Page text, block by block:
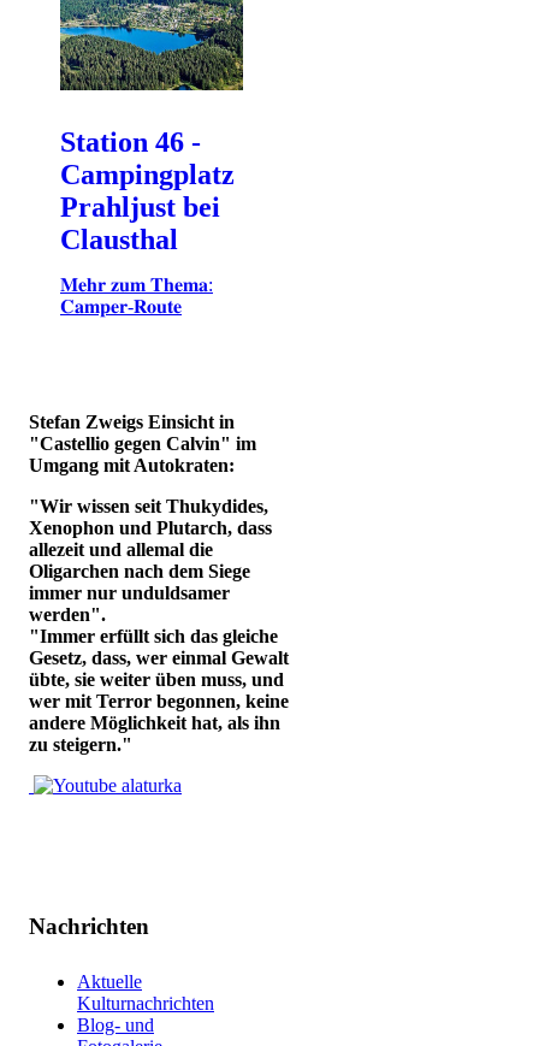
Station 46 -
Campingplatz
Prahljust bei
Clausthal
𝐌𝐞𝐡𝐫 𝐳𝐮𝐦 𝐓𝐡𝐞𝐦𝐚:
𝐂𝐚𝐦𝐩𝐞𝐫-𝐑𝐨𝐮𝐭𝐞
Stefan Zweigs Einsicht in
"Castellio gegen Calvin" im
Umgang mit Autokraten:
"Wir wissen seit Thukydides,
Xenophon und Plutarch, dass
allezeit und allemal die
Oligarchen nach dem Siege
immer nur unduldsamer
werden".
"Immer erfüllt sich das gleiche
Gesetz, dass, wer einmal Gewalt
übte, sie weiter üben muss, und
wer mit Terror begonnen, keine
andere Möglichkeit hat, als ihn
zu steigern."
Nachrichten
Aktuelle
Kulturnachrichten
Blog- und